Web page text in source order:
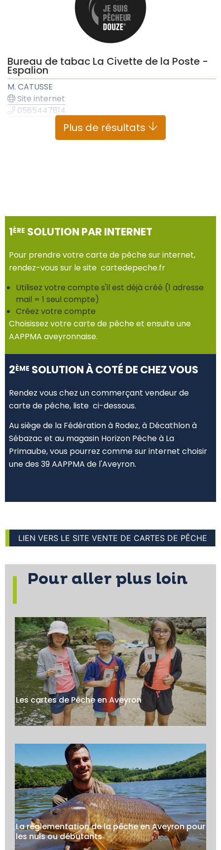
Bureau de tabac La Civette de la Poste -
Espalion
M. CATUSSE
Site internet
0565447814
6 Boulevard de Guizard, Espalion
Plus de résultats
1ÈRE SOLUTION PAR INTERNET
Pour prendre votre carte de pêche sur internet,
rendez-vous sur le site cartedepeche.fr
Utilisez votre compte s'il est déjà créé (1 adresse
mail = 1 seul compte)
Créez votre compte
Choisissez votre carte de pêche et ensuite une
AAPPMA aveyronnaise.
2ÈME SOLUTION À COTÉ DE CHEZ VOUS
Rendez vous chez un commerçant vendeur de
carte de pêche, liste ci-dessous.
Au siège de la Fédération à Rodez, à Décathlon à
Sébazac et au magasin Horizon Pêche à La
Primaube, vous pourrez comme sur internet choisir
une des 39 AAPPMA de l'Aveyron.
LIEN VERS LE SITE VENTE DE CARTES DE PÊCHE
Pour aller plus loin
Les cartes de Pêche en Aveyron
La règlementation de la pêche en Aveyron pour
les nuls ou débutants